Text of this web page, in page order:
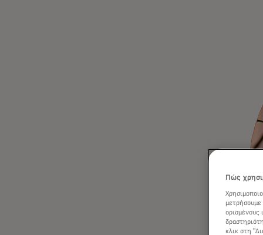
Πώς
μετρήσουμε
ορισμένους
κλικ στη